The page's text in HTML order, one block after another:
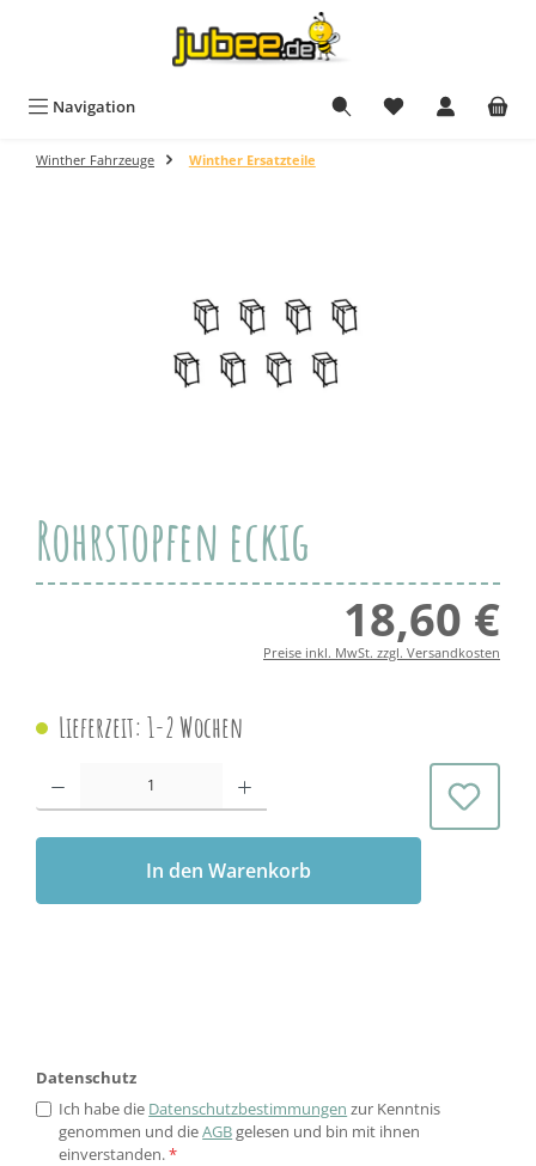
Navigation
Winther Fahrzeuge Winther Ersatzteile
Rohrstopfen eckig
18,60 €
Preise inkl. MwSt. zzgl. Versandkosten
Lieferzeit: 1-2 Wochen
Produkt Anzahl: Gib den gewünschten Wert ein oder benutze die
In den Warenkorb
Datenschutz
Ich habe die Datenschutzbestimmungen zur Kenntnis
genommen und dieAGBgelesen und bin mit ihnen
einverstanden.*